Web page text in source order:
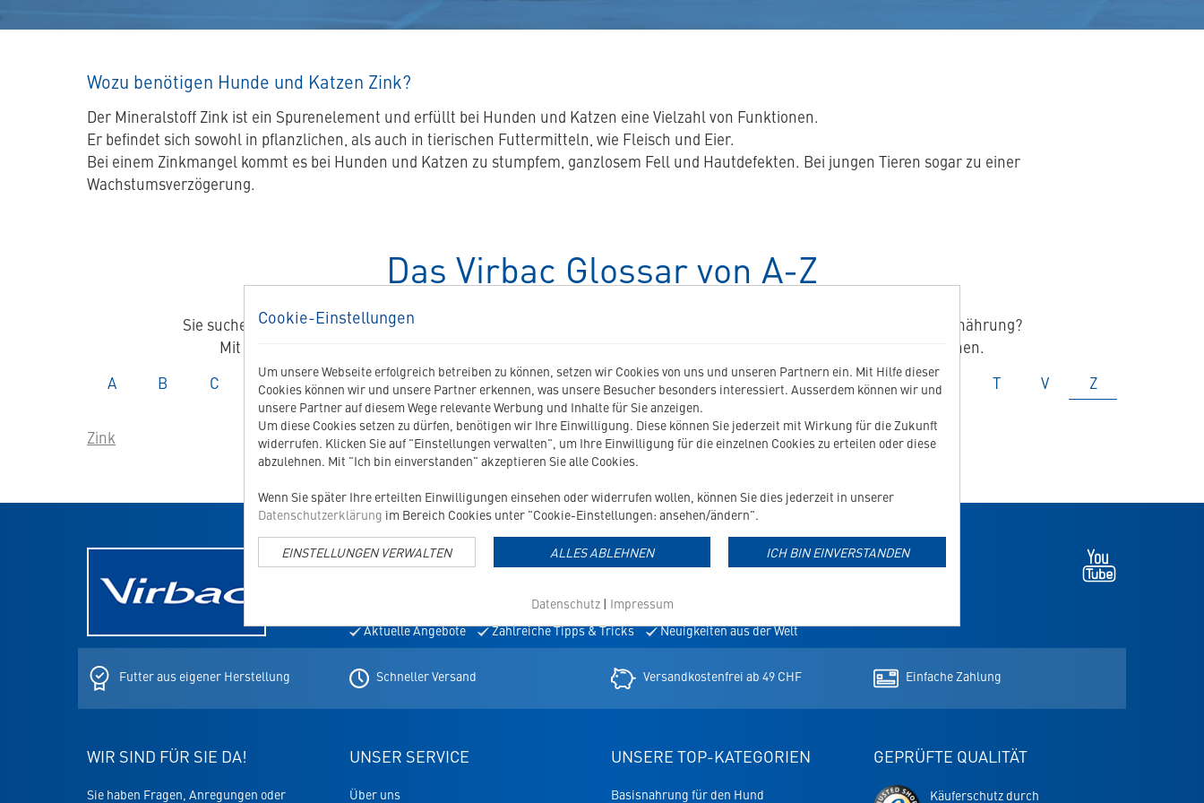
Wozu benötigen Hunde und Katzen Zink?
Der Mineralstoff Zink ist ein Spurenelement und erfüllt bei Hunden und Katzen eine Vielzahl von Funktionen.
Er befindet sich sowohl in pflanzlichen, als auch in tierischen Futtermitteln, wie Fleisch und Eier.
Bei einem Zinkmangel kommt es bei Hunden und Katzen zu stumpfem, ganzlosem Fell und Hautdefekten. Bei jungen Tieren sogar zu einer
Wachstumsverzögerung.
Das Virbac Glossar von A-Z
Sie suchen Informationen zu einem bestimmten Thema oder eine Erklärung für einen Fachbegriff im Bereich Tierernährung?
Mit diesem alphabetisch aufgebauten Glossar finden Sie schnell und einfach die gewünschten Fachinformationen.
Glossar
A Glossar
B Glossar
C Glossar
D Glossar
E Glossar
F Glossar
G Glossar
H Glossar
J Glossar
K Glossar
L Glossar
M Glossar
N Glossar
O Glossar
P Glossar
R Glossar
T Glossar
V Glossar
Z
Zink Zoonose Zuckerrübenschnitzel Zusatzstoffe
Cookie-Einstellungen
Um unsere Webseite erfolgreich betreiben zu können, setzen wir Cookies von uns und unseren Partnern ein. Mit Hilfe dieser
Cookies können wir und unsere Partner erkennen, was unsere Besucher besonders interessiert. Ausserdem können wir und
unsere Partner auf diesem Wege relevante Werbung und Inhalte für Sie anzeigen.
Um diese Cookies setzen zu dürfen, benötigen wir Ihre Einwilligung. Diese können Sie jederzeit mit Wirkung für die Zukunft
widerrufen. Klicken Sie auf "Einstellungen verwalten", um Ihre Einwilligung für die einzelnen Cookies zu erteilen oder diese
abzulehnen. Mit "Ich bin einverstanden" akzeptieren Sie alle Cookies.
Wenn Sie später Ihre erteilten Einwilligungen einsehen oder widerrufen wollen, können Sie dies jederzeit in unserer
Datenschutzerklärung im Bereich Cookies unter "Cookie-Einstellungen: ansehen/ändern".
ICH BIN EINVERSTANDEN
EINSTELLUNGEN VERWALTEN ALLES ABLEHNEN
Datenschutz| Impressum
NEWSLETTER
für
den
Newsletter
Aktuelle Angebote Zahlreiche Tipps & Tricks Neuigkeiten aus der Welt
Tab
Futter aus eigener Herstellung
Schneller Versand Versandkostenfrei ab 49 CHF Einfache Zahlung
WIR SIND FÜR SIE DA!
Sie haben Fragen, Anregungen oder
UNSER SERVICE
Über uns
UNSERE TOP-KATEGORIEN
Basisnahrung für den Hund
GEPRÜFTE QUALITÄT
Trusted
Käuferschutz durch